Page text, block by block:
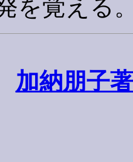
を覚える
加納朋子